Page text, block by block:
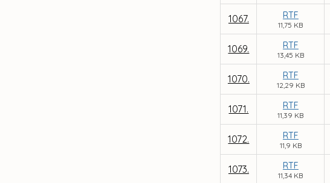
1067. RTF
11,75 KB
1069. RTF
13,45 KB
1070. RTF
12,29 KB
1071. RTF
11,39 KB
1072. RTF
11,9 KB
1073. RTF
11,34 KB